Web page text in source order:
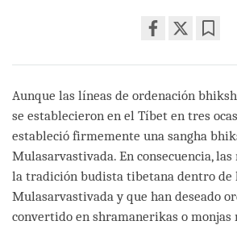
on
facebook
Aunque las líneas de ordenación
se establecieron en el Tíbet en tres
estableció firmemente una sangha
Mulasarvastivada. En consecuencia,
la tradición budista tibetana dentro de
Mulasarvastivada y que han deseado
convertido en shramanerikas o monjas